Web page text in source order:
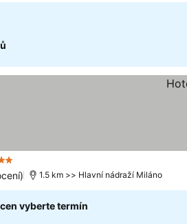
hvězdiček
Ukázat ceny
1.5 km >> Hlavní nádraží Miláno
vyberte termín